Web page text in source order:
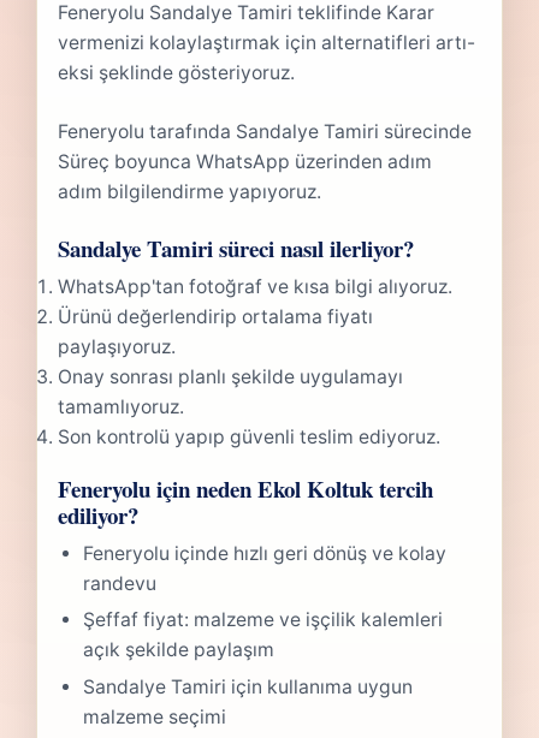
Feneryolu Sandalye Tamiri teklifinde Karar
vermenizi kolaylaştırmak için alternatifleri artı-
eksi şeklinde gösteriyoruz.
Feneryolu tarafında Sandalye Tamiri sürecinde
Süreç boyunca WhatsApp üzerinden adım
adım bilgilendirme yapıyoruz.
Sandalye Tamiri süreci nasıl ilerliyor?
WhatsApp'tan fotoğraf ve kısa bilgi alıyoruz.
Ürünü değerlendirip ortalama fiyatı
paylaşıyoruz.
Onay sonrası planlı şekilde uygulamayı
tamamlıyoruz.
Son kontrolü yapıp güvenli teslim ediyoruz.
Feneryolu için neden Ekol Koltuk tercih
ediliyor?
Feneryolu içinde hızlı geri dönüş ve kolay
randevu
Şeffaf fiyat: malzeme ve işçilik kalemleri
açık şekilde paylaşım
Sandalye Tamiri için kullanıma uygun
malzeme seçimi